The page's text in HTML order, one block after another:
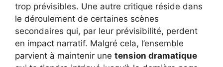
trop prévisibles. Une autre critique réside dans
le déroulement de certaines scènes
secondaires qui, par leur prévisibilité, perdent
en impact narratif. Malgré cela, l’ensemble
parvient à maintenir une tension dramatique